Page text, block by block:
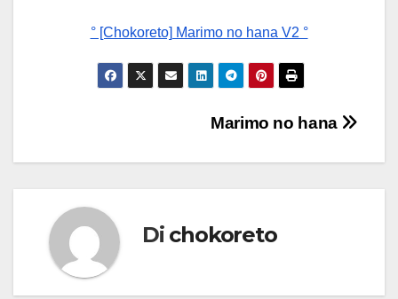
° [Chokoreto] Marimo no hana V2 °
articoli
Marimo no hana
Di chokoreto